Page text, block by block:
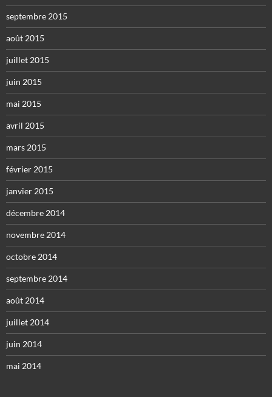
septembre 2015
août 2015
juillet 2015
juin 2015
mai 2015
avril 2015
mars 2015
février 2015
janvier 2015
décembre 2014
novembre 2014
octobre 2014
septembre 2014
août 2014
juillet 2014
juin 2014
mai 2014